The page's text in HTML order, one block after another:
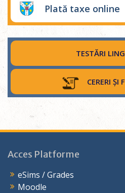
Plată taxe online
TESTĂRI
CERERI ȘI
Acces Platforme
eSims / Grades
Moodle